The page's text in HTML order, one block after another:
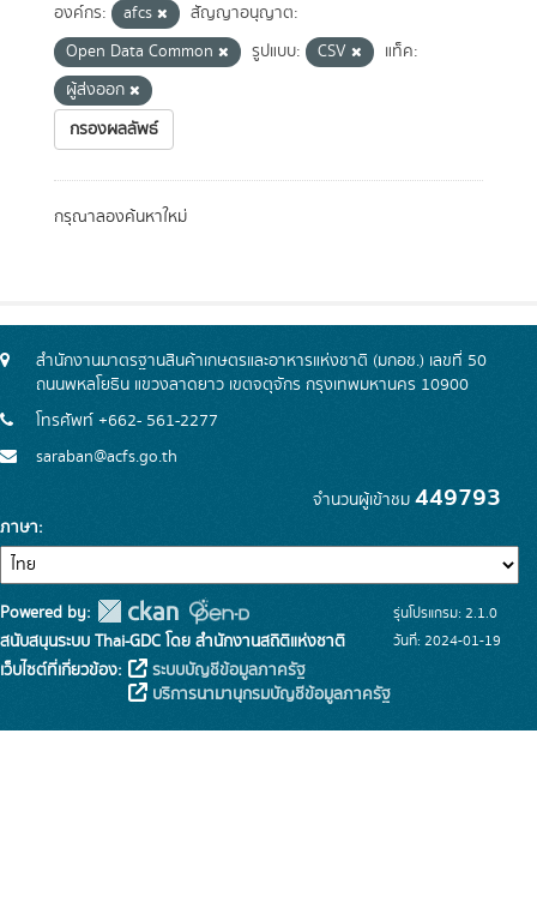
องค์กร: afcs
สัญญาอนุญาต:
Open Data Common
รูปแบบ: CSV
แท็ค:
ผู้ส่งออก
กรองผลลัพธ์
กรุณาลองค้นหาใหม่
สำนักงานมาตรฐานสินค้าเกษตรและอาหารแห่งชาติ (มกอช.) เลขที่ 50
ถนนพหลโยธิน แขวงลาดยาว เขตจตุจักร กรุงเทพมหานคร 10900
โทรศัพท์ +662- 561-2277
saraban@acfs.go.th
จำนวนผู้เข้าชม 449793
ภาษา
Powered by:
สนับสนุนระบบ Thai-GDC โดย สำนักงานสถิติแห่งชาติ
เว็บไซต์ที่เกี่ยวข้อง:
ระบบบัญชีข้อมูลภาครัฐ
บริการนามานุกรมบัญชีข้อมูลภาครัฐ
รุ่นโปรแกรม: 2.1.0
วันที่: 2024-01-19